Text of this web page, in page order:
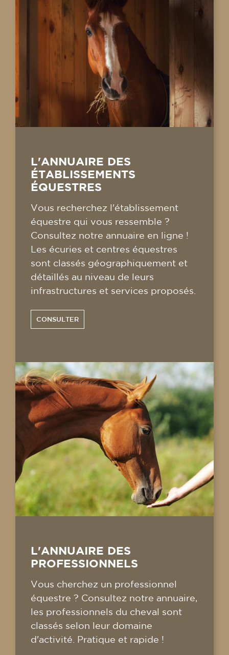
L'ANNUAIRE DES
ÉTABLISSEMENTS
ÉQUESTRES
Vous recherchez l'établissement
équestre qui vous ressemble ?
Consultez notre annuaire en ligne !
Les écuries et centres équestres
sont classés géographiquement et
détaillés au niveau de leurs
infrastructures et services proposés.
CONSULTER
L'ANNUAIRE DES
PROFESSIONNELS
Vous cherchez un professionnel
équestre ? Consultez notre annuaire,
les professionnels du cheval sont
classés selon leur domaine
d'activité. Pratique et rapide !